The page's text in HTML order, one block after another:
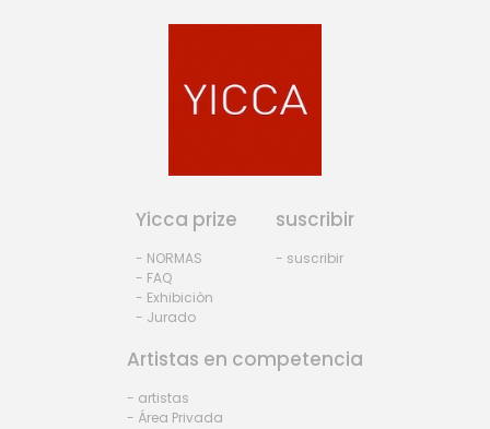
Yicca prize
- NORMAS
- FAQ
- Exhibiciòn
- Jurado
suscribir
- suscribir
Artistas en competencia
- artistas
- Área Privada